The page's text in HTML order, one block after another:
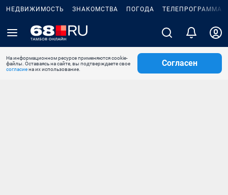
НЕДВИЖИМОСТЬ ЗНАКОМСТВА ПОГОДА ТЕЛЕПРОГРАММА
На информационном ресурсе применяются cookie-
файлы. Оставаясь на сайте, вы подтверждаете свое
согласиена их использование.
Согласен